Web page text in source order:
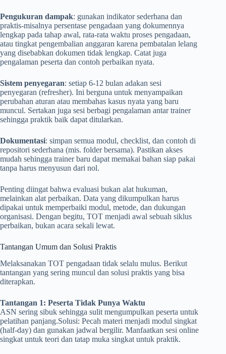
Pengukuran dampak: gunakan indikator sederhana dan
praktis-misalnya persentase pengadaan yang dokumennya
lengkap pada tahap awal, rata-rata waktu proses pengadaan,
atau tingkat pengembalian anggaran karena pembatalan lelang
yang disebabkan dokumen tidak lengkap. Catat juga
pengalaman peserta dan contoh perbaikan nyata.
Sistem penyegaran: setiap 6-12 bulan adakan sesi
penyegaran (refresher). Ini berguna untuk menyampaikan
perubahan aturan atau membahas kasus nyata yang baru
muncul. Sertakan juga sesi berbagi pengalaman antar trainer
sehingga praktik baik dapat ditularkan.
Dokumentasi: simpan semua modul, checklist, dan contoh di
repositori sederhana (mis. folder bersama). Pastikan akses
mudah sehingga trainer baru dapat memakai bahan siap pakai
tanpa harus menyusun dari nol.
Penting diingat bahwa evaluasi bukan alat hukuman,
melainkan alat perbaikan. Data yang dikumpulkan harus
dipakai untuk memperbaiki modul, metode, dan dukungan
organisasi. Dengan begitu, TOT menjadi awal sebuah siklus
perbaikan, bukan acara sekali lewat.
Tantangan Umum dan Solusi Praktis
Melaksanakan TOT pengadaan tidak selalu mulus. Berikut
tantangan yang sering muncul dan solusi praktis yang bisa
diterapkan.
Tantangan 1: Peserta Tidak Punya Waktu
ASN sering sibuk sehingga sulit mengumpulkan peserta untuk
pelatihan panjang.Solusi: Pecah materi menjadi modul singkat
(half-day) dan gunakan jadwal bergilir. Manfaatkan sesi online
singkat untuk teori dan tatap muka singkat untuk praktik.